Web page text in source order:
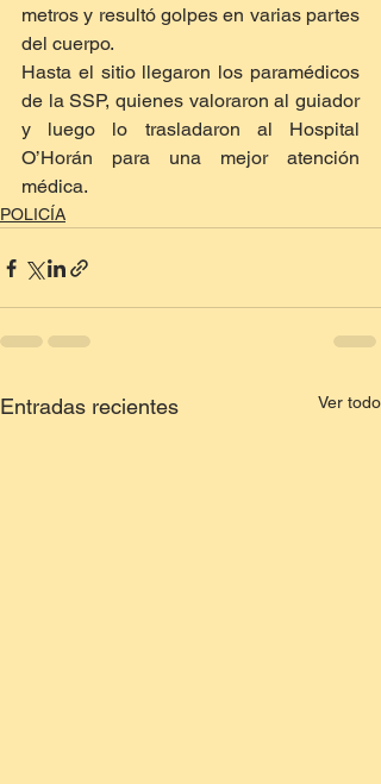
metros y resultó golpes en varias partes
del cuerpo.
Hasta el sitio llegaron los paramédicos
de la SSP, quienes valoraron al guiador
y luego lo trasladaron al Hospital
O’Horán para una mejor atención
médica.
POLICÍA
Entradas recientes Ver todo